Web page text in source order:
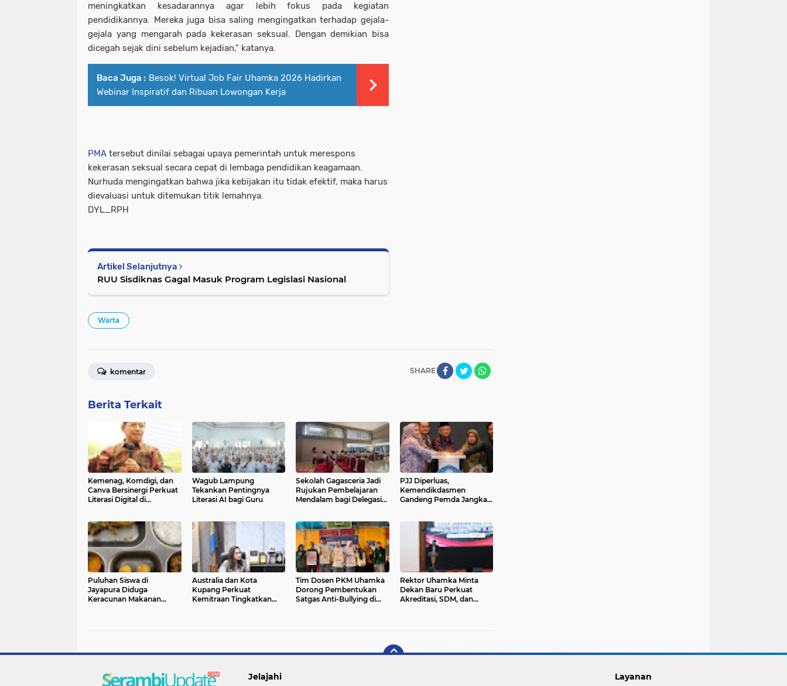
meningkatkan kesadarannya agar lebih fokus pada kegiatan
pendidikannya. Mereka juga bisa saling mengingatkan terhadap gejala-
gejala yang mengarah pada kekerasan seksual. Dengan demikian bisa
dicegah sejak dini sebelum kejadian," katanya.
Baca Juga : Besok! Virtual Job Fair Uhamka 2026 Hadirkan
Webinar Inspiratif dan Ribuan Lowongan Kerja
PMA tersebut dinilai sebagai upaya pemerintah untuk merespons
kekerasan seksual secara cepat di lembaga pendidikan keagamaan.
Nurhuda mengingatkan bahwa jika kebijakan itu tidak efektif, maka harus
dievaluasi untuk ditemukan titik lemahnya.
DYL_RPH
Artikel Selanjutnya
RUU Sisdiknas Gagal Masuk Program Legislasi Nasional
Warta
SHARE
komentar
Berita Terkait
Kemenag, Komdigi, dan
Canva Bersinergi Perkuat
Literasi Digital di
Wagub Lampung
Tekankan Pentingnya
Literasi AI bagi Guru
Sekolah Gagasceria Jadi
Rujukan Pembelajaran
Mendalam bagi Delegasi
PJJ Diperluas,
Kemendikdasmen
Gandeng Pemda Jangkau
Puluhan Siswa di
Jayapura Diduga
Keracunan Makanan
Australia dan Kota
Kupang Perkuat
Kemitraan Tingkatkan
Tim Dosen PKM Uhamka
Dorong Pembentukan
Satgas Anti-Bullying di
Rektor Uhamka Minta
Dekan Baru Perkuat
Akreditasi, SDM, dan
Jelajahi Layanan